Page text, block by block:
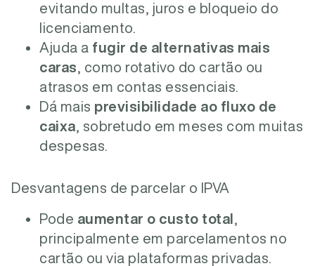
evitando multas, juros e bloqueio do
licenciamento.
Ajuda a fugir de alternativas mais
caras , como rotativo do cartão ou
atrasos em contas essenciais.
Dá mais previsibilidade ao fluxo de
caixa , sobretudo em meses com muitas
despesas.
Desvantagens de parcelar o IPVA
Pode aumentar o custo total
principalmente em parcelamentos no
cartão ou via plataformas privadas.